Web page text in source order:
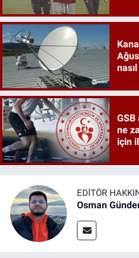
GSB
ne
için
EDITÖR
Osman